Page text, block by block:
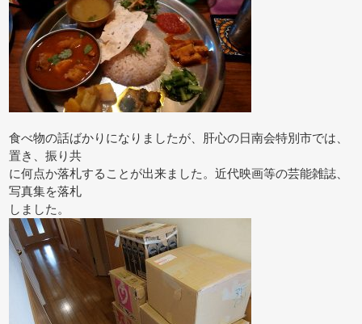
食べ物の話ばかりになりましたが、肝心の日南会特別市では、
置き、振り共
に何点か落札することが出来ました。近代映画等の芸能雑誌、
写真集を落札
しました。